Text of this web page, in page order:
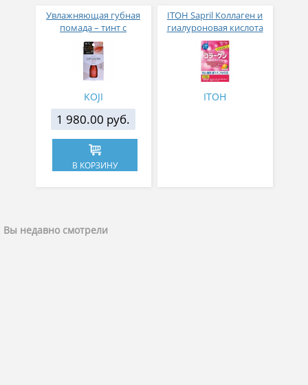
Увлажняющая губная
помада – тинт с
аппликатором KOJI,
Красно-оранжевый
KOJI
1 980.00 руб.
В КОРЗИНУ
ITOH Sapril Коллаген и
гиалуроновая кислота
со вкусом манго 30
стиков
ITOH
Вы недавно смотрели